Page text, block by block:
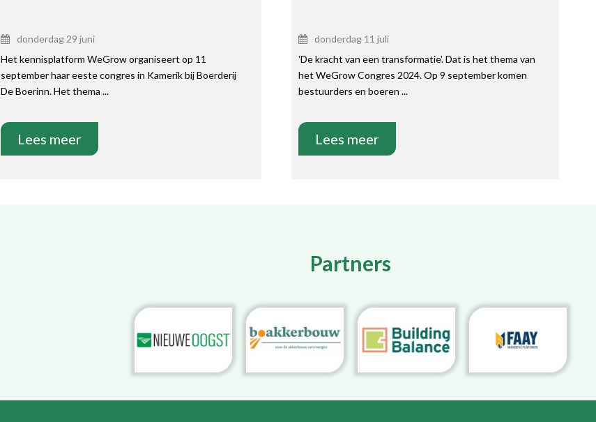
donderdag 29 juni
Het kennisplatform WeGrow organiseert op 11
september haar eeste congres in Kamerik bij Boerderij
De Boerinn. Het thema ...
Lees meer
donderdag 11 juli
'De kracht van een transformatie'. Dat is het thema van
het WeGrow Congres 2024. Op 9 september komen
bestuurders en boeren ...
Lees meer
Partners